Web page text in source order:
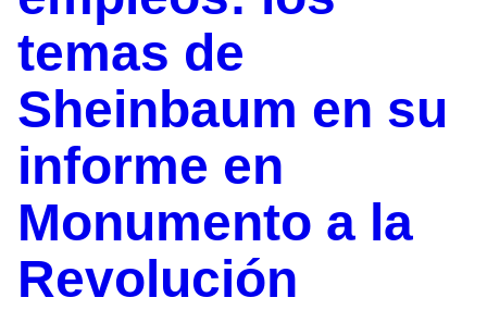
temas de
Sheinbaum en su
informe en
Monumento a la
Revolución